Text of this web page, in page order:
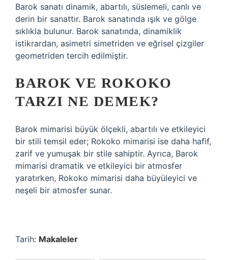
Barok sanatı dinamik, abartılı, süslemeli, canlı ve
derin bir sanattır. Barok sanatında ışık ve gölge
sıklıkla bulunur. Barok sanatında, dinamiklik
istikrardan, asimetri simetriden ve eğrisel çizgiler
geometriden tercih edilmiştir.
BAROK VE ROKOKO
TARZI NE DEMEK?
Barok mimarisi büyük ölçekli, abartılı ve etkileyici
bir stili temsil eder; Rokoko mimarisi ise daha hafif,
zarif ve yumuşak bir stile sahiptir. Ayrıca, Barok
mimarisi dramatik ve etkileyici bir atmosfer
yaratırken, Rokoko mimarisi daha büyüleyici ve
neşeli bir atmosfer sunar.
Tarih: Makaleler